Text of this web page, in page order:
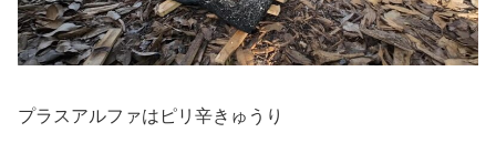
プラスアルファはピリ辛きゅうり